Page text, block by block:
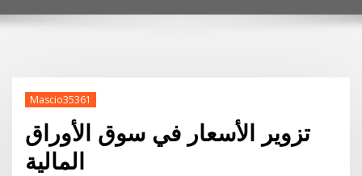
Mascio35361
تزوير الأسعار في سوق الأوراق
المالية